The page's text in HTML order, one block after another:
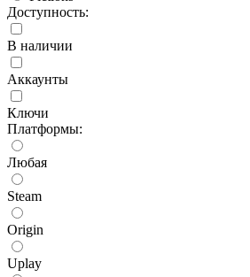
Доступность:
В наличии
Аккаунты
Ключи
Платформы:
Любая
Steam
Origin
Uplay